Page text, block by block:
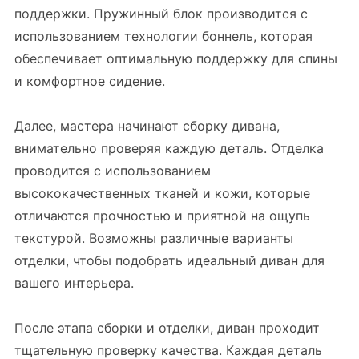
поддержки. Пружинный блок производится с
использованием технологии боннель, которая
обеспечивает оптимальную поддержку для спины
и комфортное сидение.
Далее, мастера начинают сборку дивана,
внимательно проверяя каждую деталь. Отделка
проводится с использованием
высококачественных тканей и кожи, которые
отличаются прочностью и приятной на ощупь
текстурой. Возможны различные варианты
отделки, чтобы подобрать идеальный диван для
вашего интерьера.
После этапа сборки и отделки, диван проходит
тщательную проверку качества. Каждая деталь